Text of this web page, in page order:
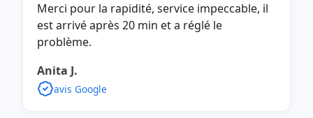
Merci pour la rapidité, service impeccable, il
est arrivé après 20 min et a réglé le
problème.
Anita J.
avis Google